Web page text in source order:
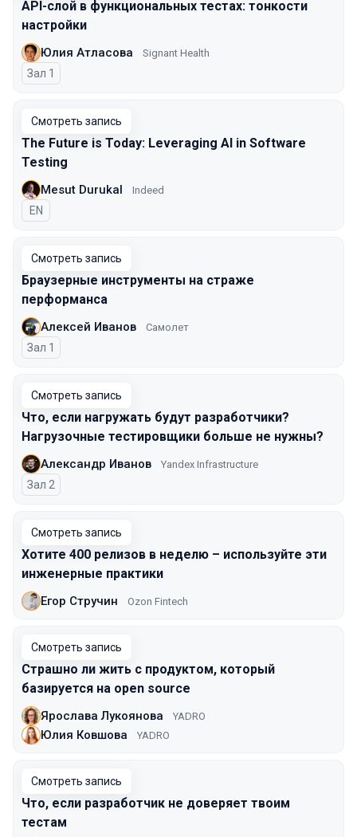
API-слой в функциональных тестах: тонкости
настройки
Юлия Атласова Signant Health
Зал 1
Смотреть запись
The Future is Today: Leveraging AI in Software
Testing
Mesut Durukal Indeed
На английском языке
EN
Смотреть запись
Браузерные инструменты на страже
перформанса
Алексей Иванов Самолет
Зал 1
Смотреть запись
Что, если нагружать будут разработчики?
Нагрузочные тестировщики больше не нужны?
Александр Иванов Yandex Infrastructure
Зал 2
Смотреть запись
Хотите 400 релизов в неделю – используйте эти
инженерные практики
Егор Стручин Ozon Fintech
Смотреть запись
Страшно ли жить с продуктом, который
базируется на open source
Ярослава Лукоянова YADRO
Юлия Ковшова YADRO
Смотреть запись
Что, если разработчик не доверяет твоим
тестам